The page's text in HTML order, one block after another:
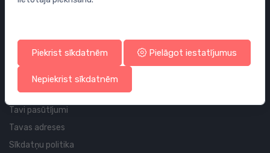
Sifoni
Cauruļvadi un Veidgabali
Profila un piegādes informācija
Tavs konts
Tavi pasūtījumi
Tavas adreses
Sīkdatņu politika
Piekrist sīkdatnēm Pielāgot iestatījumus
Nepiekrist sīkdatnēm